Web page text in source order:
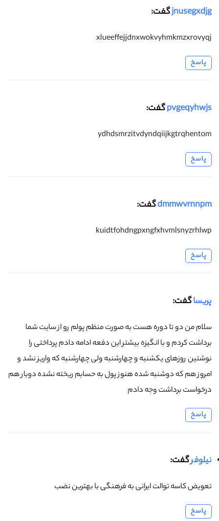
jnusegxdjgگفت:
xlueeffejjdnxwokvyhmkmzxrovyqj
پاسخ
pvgeqyhwjsگفت:
ydhdsmrzitvdyndqiijkgtrqhentom
پاسخ
dmmwvrnnpmگفت:
kuidtfohdngpxngfxhvmlsnyzrhlwp
پاسخ
پریساگفت:
سلام من دو تا دوره هست به صورت منظم پولم رو از سایت شما
برداشت کردم و با انگیزه بیشتر این دفعه ادامه دادم پرداختی را
نوشتین روزهای یکشنبه و چهارشنبه ولی چهارشنبه که واریز نشد و
امروز هم که دوشنبه شده هنوز پول به حسابم ریخته نشده دوبار هم
درخواست برداشت وجه دادم
پاسخ
نیلوفرگفت:
تعویض کاسه توالت ایرانی به فرهنگی با بهترین نضب
پاسخ